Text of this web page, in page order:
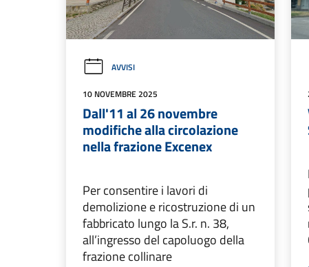
AVVISI
10 NOVEMBRE 2025
Dall'11 al 26 novembre
modifiche alla circolazione
nella frazione Excenex
Per consentire i lavori di
demolizione e ricostruzione di un
fabbricato lungo la S.r. n. 38,
all’ingresso del capoluogo della
frazione collinare